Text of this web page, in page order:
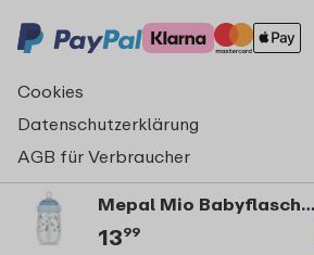
Mepal Mio Babyflasche 240 ml Little Dutch - Forest Friends
1399
Cookies
Datenschutzerklärung
AGB für Verbraucher
Impressum
© Copyright 2026 Mepal